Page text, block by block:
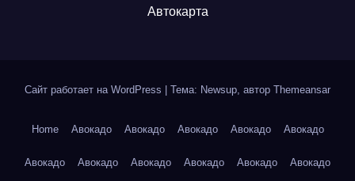
Автокарта
Сайт работает на WordPress | Тема: Newsup, автор Themeansar
Home Авокадо Авокадо Авокадо Авокадо Авокадо
Авокадо Авокадо Авокадо Авокадо Авокадо Авокадо